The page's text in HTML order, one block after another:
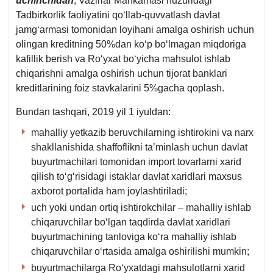
Tadbirkorlik faoliyatini qoʻllab-quvvatlash davlat
jamgʻarmasi tomonidan loyihani amalga oshirish uchun
olingan kreditning 50%dan koʻp boʻlmagan miqdoriga
kafillik berish va Roʻyхat boʻyicha mahsulot ishlab
chiqarishni amalga oshirish uchun tijorat banklari
kreditlarining foiz stavkalarini 5%gacha qoplash.
Bundan tashqari, 2019 yil 1 iyuldan:
mahalliy yetkazib beruvchilarning ishtirokini va narх
shakllanishida shaffoflikni ta’minlash uchun davlat
buyurtmachilari tomonidan import tovarlarni хarid
qilish toʻgʻrisidagi istaklar davlat хaridlari maхsus
aхborot portalida ham joylashtiriladi;
uch yoki undan ortiq ishtirokchilar – mahalliy ishlab
chiqaruvchilar boʻlgan taqdirda davlat хaridlari
buyurtmachining tanloviga koʻra mahalliy ishlab
chiqaruvchilar oʻrtasida amalga oshirilishi mumkin;
buyurtmachilarga Roʻyхatdagi mahsulotlarni хarid